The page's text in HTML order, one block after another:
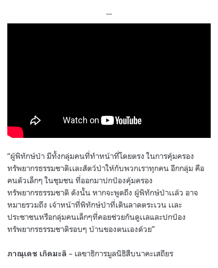
…
“ผู้พิทักษ์ป่า มีทั้งกลุ่มคนที่ทำหน้าที่โดยตรง ในการคุ้มครอง
ทรัพยากรธรรมชาติเเละสัตว์ป่าให้กับพวกเราทุกคน อีกกลุ่ม คือ
คนตัวเล็กๆ ในชุมชน ที่ออกมาปกป้องคุ้มครอง
ทรัพยากรธรรมชาติ ดังนั้น หากจะพูดถึง ผู้พิทักษ์ป่าเเล้ว อาจ
หมายรวมถึง เจ้าหน้าที่พิทักษ์ป่าที่เดินลาดตระเวน เเละ
ประชาชนหรือกลุ่มคนเล็กๆที่คอยช่วยกันดูเเลและปกป้อง
ทรัพยากรธรรมชาติรอบๆ บ้านของตนเองด้วย”
ภาณุเดช เกิดมะลิ – เลขาธิการมูลนิธิสืบนาคะเสถียร